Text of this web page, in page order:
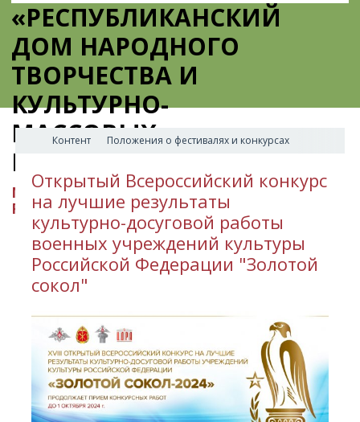
«РЕСПУБЛИКАНСКИЙ
ДОМ НАРОДНОГО
ТВОРЧЕСТВА И
КУЛЬТУРНО-
МАССОВЫХ
МЕРОПРИЯТИЙ»
МИНИСТЕРСТВО КУЛЬТУРЫ
РЕСПУБЛИКИ ИНГУШЕТИЯ
Контент Положения о фестивалях и конкурсах
Открытый Всероссийский конкурс
на лучшие результаты
культурно-досуговой работы
военных учреждений культуры
Российской Федерации "Золотой
сокол"